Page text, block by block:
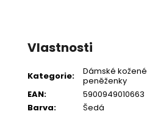
Vlastnosti
Kategorie:
Dámské kožené
peněženky
EAN:
5900949010663
Barva:
Šedá